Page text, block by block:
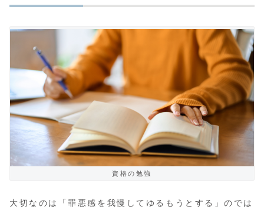
資格の勉強
大切なのは「罪悪感を我慢してゆるもうとする」のでは